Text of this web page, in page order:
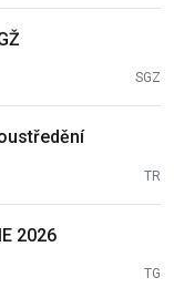
SGZ
TR
2026
TG